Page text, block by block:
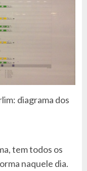
diagrama dos
tem todos os
naquele dia.